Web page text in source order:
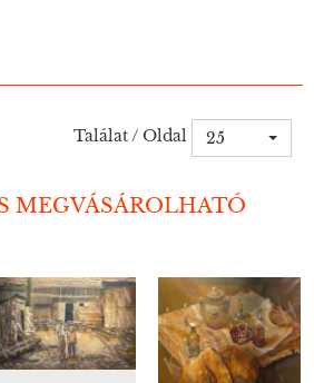
Találat / Oldal 25
MEGVÁSÁROLHATÓ